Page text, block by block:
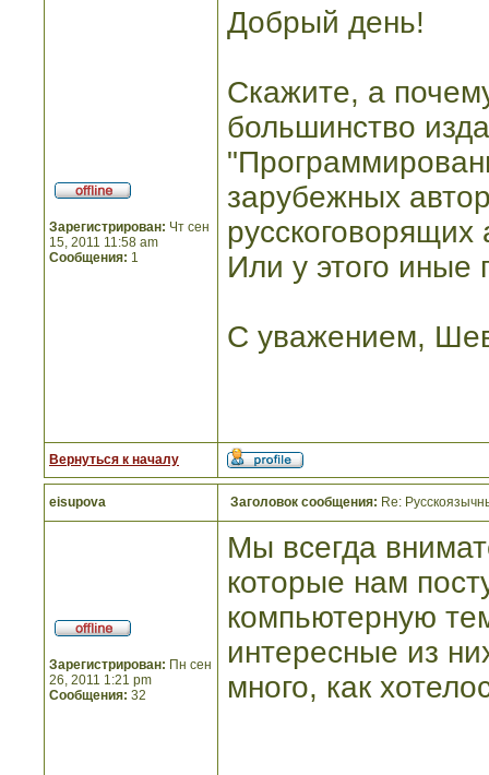
Зарегистрирован: Чт сен
15, 2011 11:58 am
Сообщения: 1
Добрый день!
Скажите, а
большинство
зарубежных
Или у этого иные
С уважением,
Вернуться к началу
eisupova Заголовок сообщения: Re:
Зарегистрирован: Пн сен
26, 2011 1:21 pm
Сообщения: 32
Мы всегда
которые нам
компьютерную
интересные из
много, как